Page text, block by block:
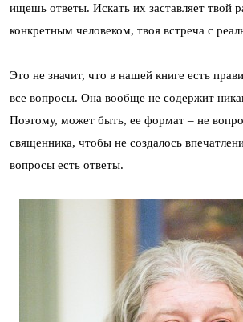
ищешь ответы. Искать их заставляет твой
конкретным человеком, твоя встреча с
Это не значит, что в нашей книге есть
все вопросы. Она вообще не содержит
Поэтому, может быть, ее формат – не
священника, чтобы не создалось
вопросы есть ответы.